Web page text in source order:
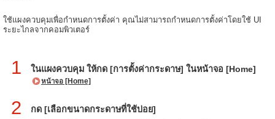
ใช้แผงควบคุมเพื่อกำหนดการตั้งค่า คุณไม่สามารถกำหนดการตั้งค่าโดยใช้ UI
ระยะไกลจากคอมพิวเตอร์
1 ในแผงควบคุม ให้กด [การตั้งค่ากระดาษ] ในหน้าจอ [Home]
หน้าจอ [Home]
2 กด [เลือกขนาดกระดาษที่ใช้บ่อย]